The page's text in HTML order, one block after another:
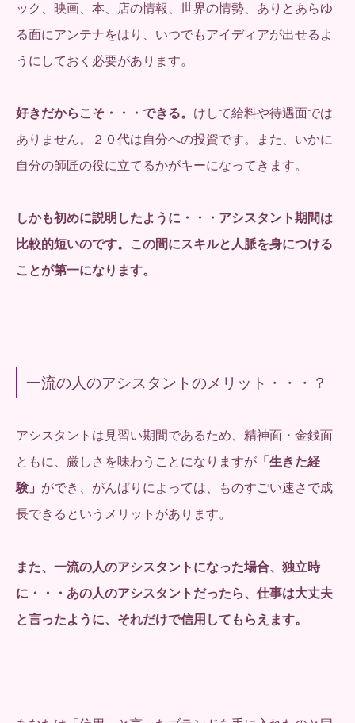
ック、映画、本、店の情報、世界の情勢、ありとあらゆ
る面にアンテナをはり、いつでもアイディアが出せるよ
うにしておく必要があります。
好きだからこそ・・・できる。 けして給料や待遇面では
ありません。２０代は自分への投資です。また、いかに
自分の師匠の役に立てるかがキーになってきます。
しかも初めに説明したように・・・アシスタント期間は
比較的短いのです。
この間にスキルと人脈を身につける
ことが第一になります。
一流の人のアシスタントのメリット・・・？
アシスタントは見習い期間であるため、精神面・金銭面
ともに、厳しさを味わうことになりますが 「生きた経
験」 ができ、がんばりによっては、ものすごい速さで成
長できるというメリットがあります。
また、一流の人のアシスタントになった場合、独立時
に・・・あの人のアシスタントだったら、仕事は大丈夫
と言ったように、それだけで信用してもらえます。